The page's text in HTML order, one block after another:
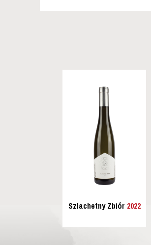
Szlachetny Zbiór 2022